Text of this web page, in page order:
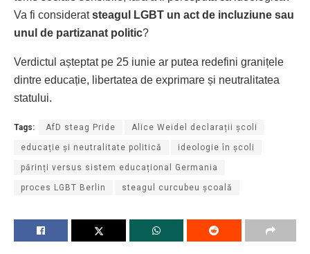
Va fi consideratsteagul LGBT un act de incluziune sau
unul de partizanat politic?
Verdictul așteptat pe 25 iunie ar putea redefini granițele
dintre educație, libertatea de exprimare și neutralitatea
statului.
Tags: AfD steag Pride Alice Weidel declarații școli
educație și neutralitate politică ideologie în școli
părinți versus sistem educațional Germania
proces LGBT Berlin steagul curcubeu școală